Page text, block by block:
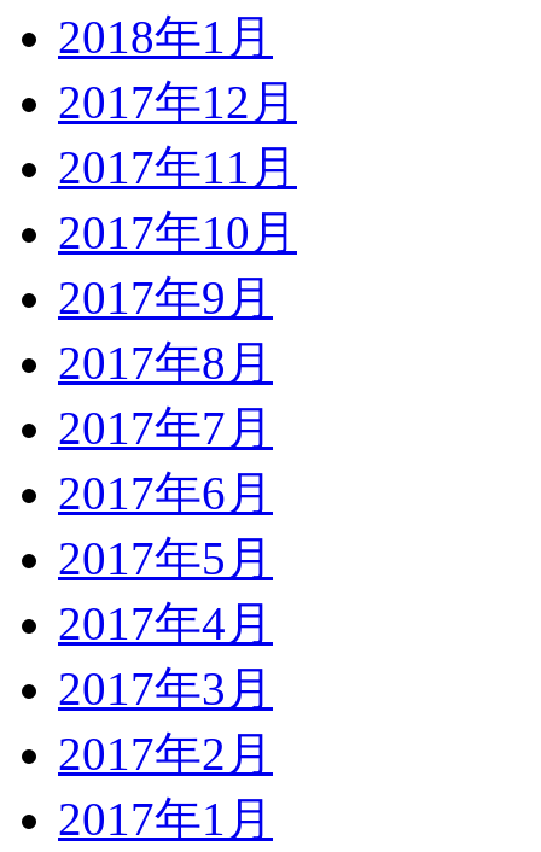
2018年1月
2017年12月
2017年11月
2017年10月
2017年9月
2017年8月
2017年7月
2017年6月
2017年5月
2017年4月
2017年3月
2017年2月
2017年1月